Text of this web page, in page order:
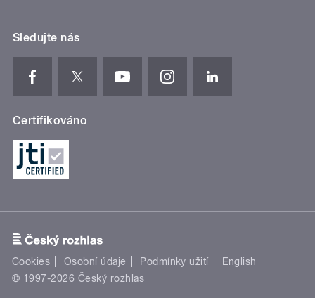
Sledujte nás
Certifikováno
Cookies Osobní údaje Podmínky užití
English
© 1997-2026 Český rozhlas